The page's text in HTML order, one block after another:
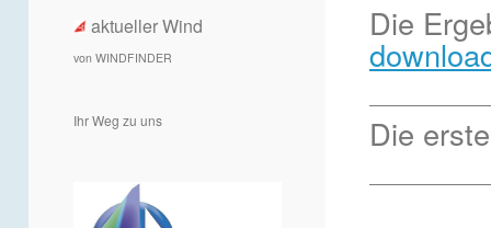
aktueller Wind
von WINDFINDER
Ihr Weg zu uns
Die
Die